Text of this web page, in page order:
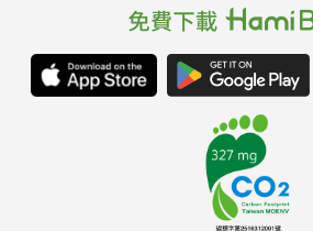
張德芬（身心靈作家）
陳威廷（「情緒密碼」訓練師＆療癒
魏瑋志（澤爸）親職教育講師
蘇絢慧（諮商心理師/心理叢書作家）